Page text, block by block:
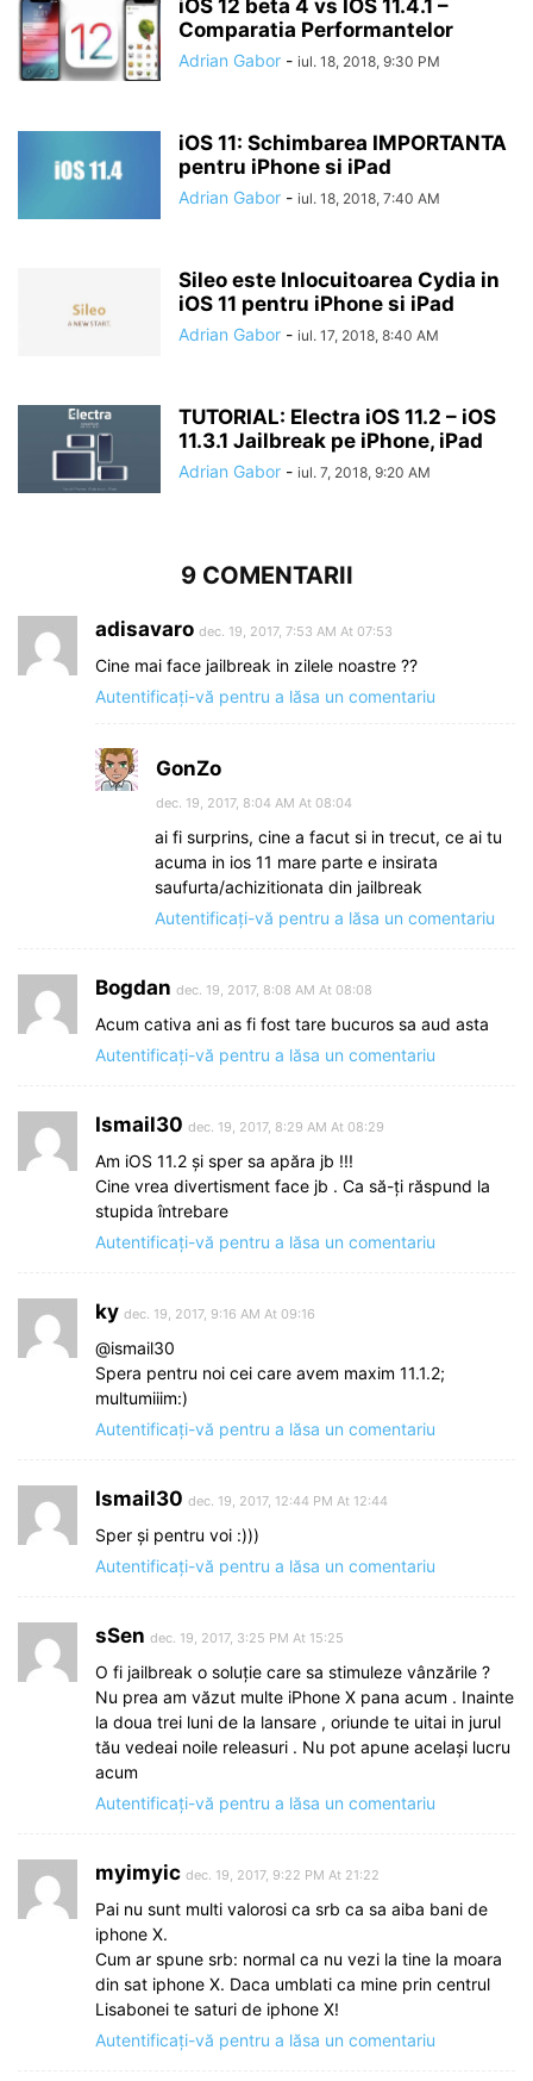
iOS 12 beta 4 vs IOS 11.4.1 –
Comparatia Performantelor
Adrian Gabor - iul. 18, 2018, 9:30 PM
iOS 11: Schimbarea IMPORTANTA
pentru iPhone si iPad
Adrian Gabor - iul. 18, 2018, 7:40 AM
Sileo este Inlocuitoarea Cydia in
iOS 11 pentru iPhone si iPad
Adrian Gabor - iul. 17, 2018, 8:40 AM
TUTORIAL: Electra iOS 11.2 – iOS
11.3.1 Jailbreak pe iPhone, iPad
Adrian Gabor - iul. 7, 2018, 9:20 AM
9 COMENTARII
adisavaro dec. 19, 2017, 7:53 AM At 07:53
Cine mai face jailbreak in zilele noastre ??
Autentificați-vă pentru a lăsa un comentariu
GonZo
dec. 19, 2017, 8:04 AM At 08:04
ai fi surprins, cine a facut si in trecut, ce ai tu
acuma in ios 11 mare parte e insirata
saufurta/achizitionata din jailbreak
Autentificați-vă pentru a lăsa un comentariu
Bogdan dec. 19, 2017, 8:08 AM At 08:08
Acum cativa ani as fi fost tare bucuros sa aud asta
Autentificați-vă pentru a lăsa un comentariu
Ismail30 dec. 19, 2017, 8:29 AM At 08:29
Am iOS 11.2 și sper sa apăra jb !!!
Cine vrea divertisment face jb . Ca să-ți răspund la
stupida întrebare
Autentificați-vă pentru a lăsa un comentariu
ky dec. 19, 2017, 9:16 AM At 09:16
@ismail30
Spera pentru noi cei care avem maxim 11.1.2;
multumiiim:)
Autentificați-vă pentru a lăsa un comentariu
Ismail30 dec. 19, 2017, 12:44 PM At 12:44
Sper și pentru voi :)))
Autentificați-vă pentru a lăsa un comentariu
sSen dec. 19, 2017, 3:25 PM At 15:25
O fi jailbreak o soluție care sa stimuleze vânzările ?
Nu prea am văzut multe iPhone X pana acum . Inainte
la doua trei luni de la lansare , oriunde te uitai in jurul
tău vedeai noile releasuri . Nu pot apune același lucru
acum
Autentificați-vă pentru a lăsa un comentariu
myimyic dec. 19, 2017, 9:22 PM At 21:22
Pai nu sunt multi valorosi ca srb ca sa aiba bani de
iphone X.
Cum ar spune srb: normal ca nu vezi la tine la moara
din sat iphone X. Daca umblati ca mine prin centrul
Lisabonei te saturi de iphone X!
Autentificați-vă pentru a lăsa un comentariu